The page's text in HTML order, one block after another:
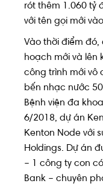
rót thêm 1.060 tỷ
với tên gọi mới
Vào thời điểm
hoạch mới và lên
công trình mới vô
bến nhạc nước
Bệnh viện đa
6/2018, dự án
Kenton Node với
Holdings. Dự án
– 1 công ty con
Bank – chuyên